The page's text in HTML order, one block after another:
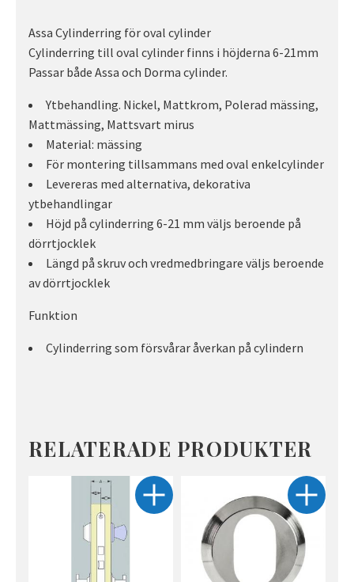
Assa Cylinderring för oval cylinder
Cylinderring till oval cylinder finns i höjderna 6-21mm
Passar både Assa och Dorma cylinder.
Ytbehandling. Nickel, Mattkrom, Polerad mässing,
Mattmässing, Mattsvart mirus
Material: mässing
För montering tillsammans med oval enkelcylinder
Levereras med alternativa, dekorativa
ytbehandlingar
Höjd på cylinderring 6-21 mm väljs beroende på
dörrtjocklek
Längd på skruv och vredmedbringare väljs beroende
av dörrtjocklek
Funktion
Cylinderring som försvårar åverkan på cylindern
RELATERADE PRODUKTER